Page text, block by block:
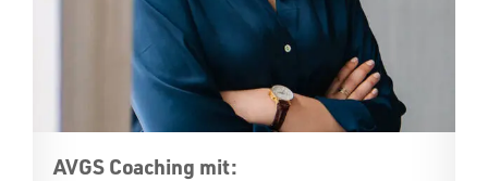
AVGS Coaching mit: